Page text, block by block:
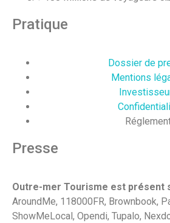
Pratique
Dossier de
Mentions
Presse
Outre-mer Tourisme est présent
AroundMe, 118000FR, Brownbook,
ShowMeLocal, Opendi, Tupalo,